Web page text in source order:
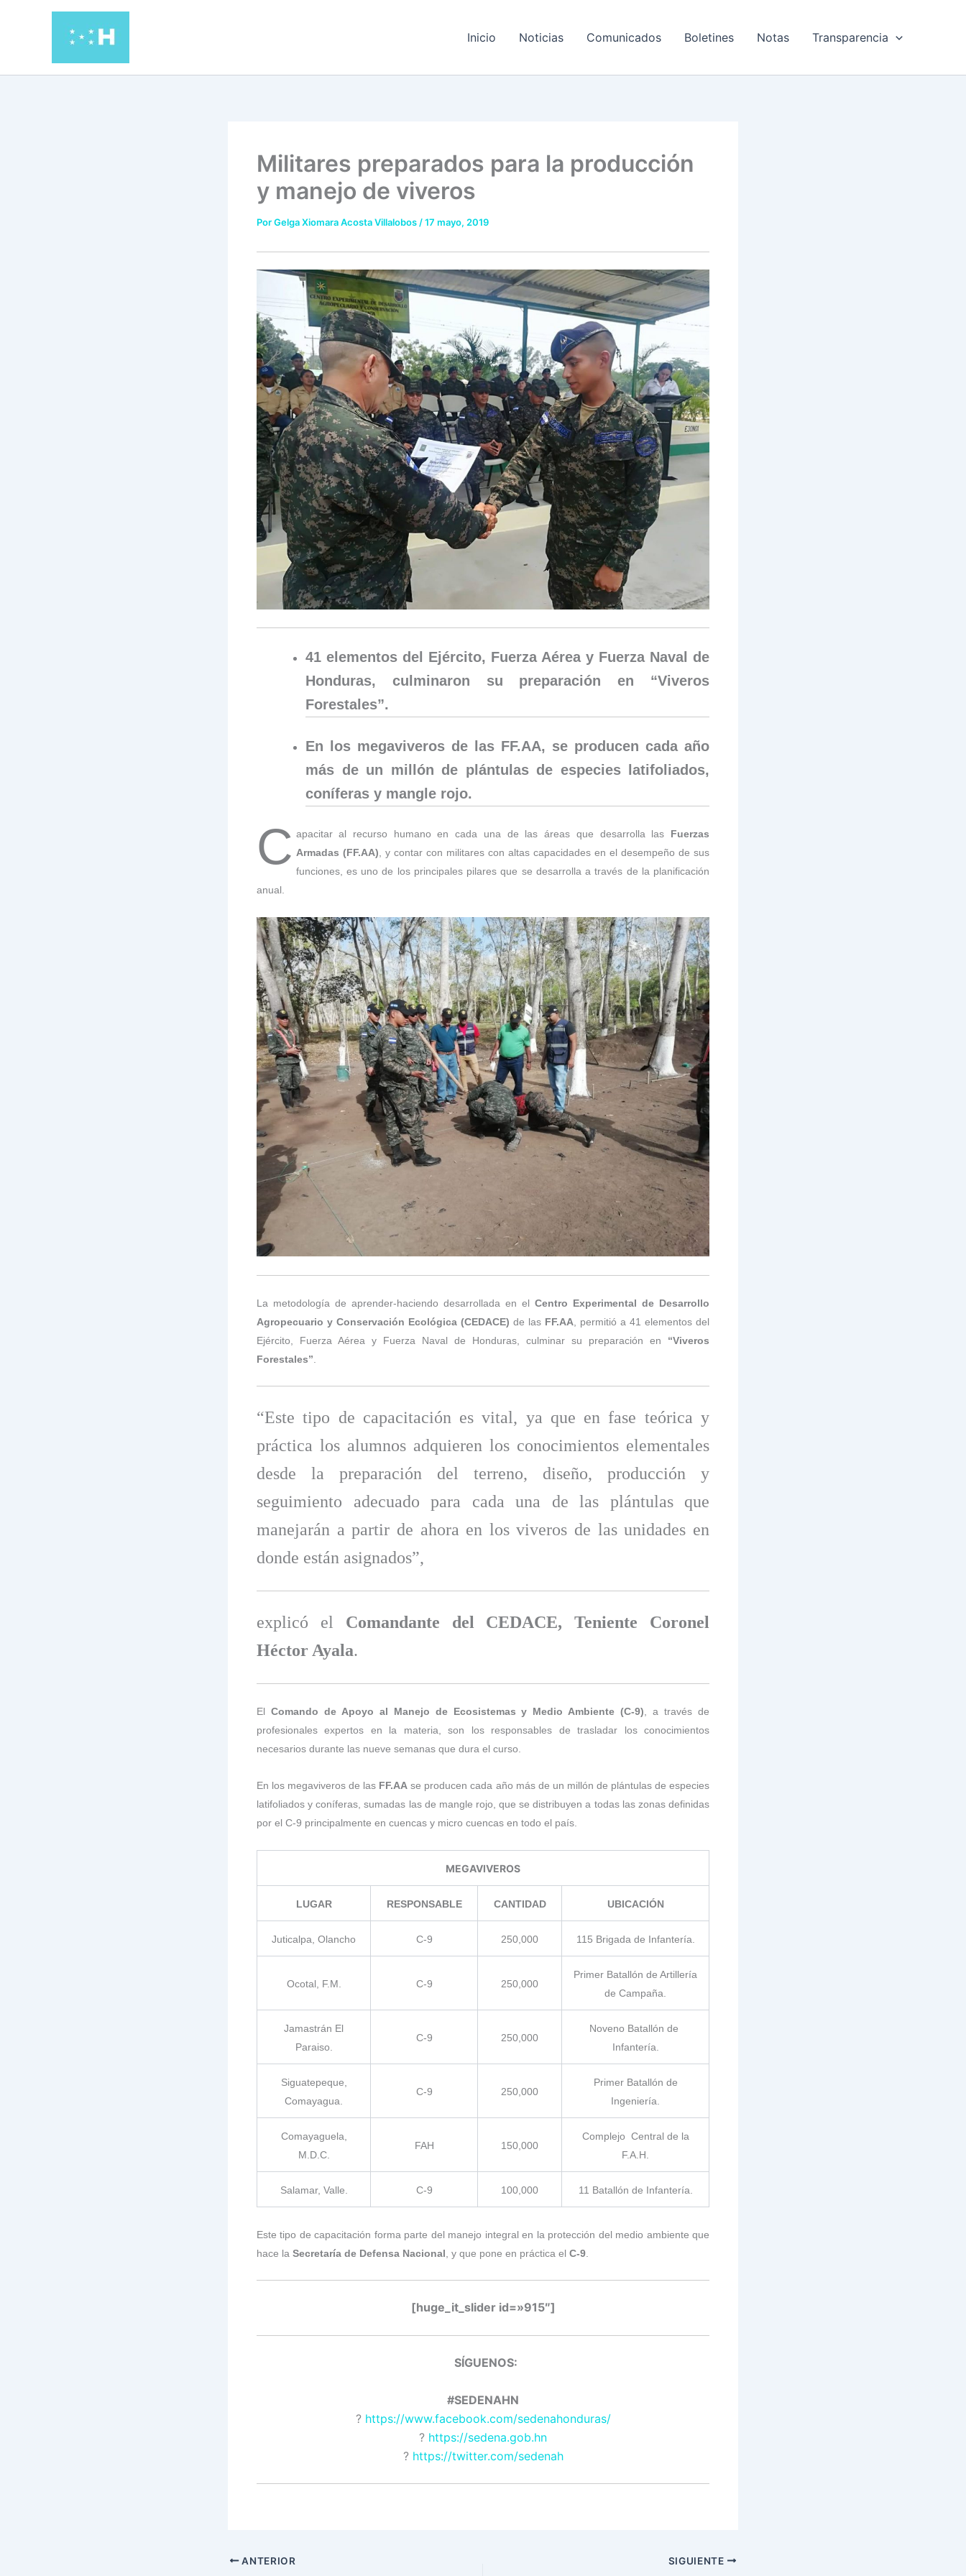
Inicio Noticias Comunicados Boletines Notas Transparencia
Militares preparados para la producción
y manejo de viveros
PorGelga Xiomara Acosta Villalobos /17 mayo, 2019
41 elementos del Ejército, Fuerza Aérea y Fuerza Naval de
Honduras, culminaron su preparación en “Viveros
Forestales”.
En los megaviveros de las FF.AA, se producen cada año
más de un millón de plántulas de especies latifoliados,
coníferas y mangle rojo.
C apacitar al recurso humano en cada una de las áreas que desarrolla las Fuerzas
Armadas (FF.AA) , y contar con militares con altas capacidades en el desempeño de sus
funciones, es uno de los principales pilares que se desarrolla a través de la planificación
anual.
La metodología de aprender-haciendo desarrollada en el Centro Experimental de Desarrollo
Agropecuario y Conservación Ecológica (CEDACE) de las FF.AA , permitió a 41 elementos del
Ejército, Fuerza Aérea y Fuerza Naval de Honduras, culminar su preparación en “Viveros
Forestales”
“Este tipo de capacitación es vital, ya que en fase teórica y
práctica los alumnos adquieren los conocimientos elementales
desde la preparación del terreno, diseño, producción y
seguimiento adecuado para cada una de las plántulas que
manejarán a partir de ahora en los viveros de las unidades en
donde están asignados”,
explicó el Comandante del CEDACE, Teniente Coronel
Héctor Ayala.
El Comando de Apoyo al Manejo de Ecosistemas y Medio Ambiente (C-9) , a través de
profesionales expertos en la materia, son los responsables de trasladar los conocimientos
necesarios durante las nueve semanas que dura el curso.
En los megaviveros de las FF.AA se producen cada año más de un millón de plántulas de especies
latifoliados y coníferas, sumadas las de mangle rojo, que se distribuyen a todas las zonas definidas
por el C-9 principalmente en cuencas y micro cuencas en todo el país.
MEGAVIVEROS
LUGAR RESPONSABLE CANTIDAD UBICACIÓN
Juticalpa, Olancho C-9 250,000 115 Brigada de Infantería.
Ocotal, F.M. C-9 250,000
Primer Batallón de Artillería
de Campaña.
Jamastrán El
Paraiso.
C-9 250,000
Noveno Batallón de
Infantería.
Siguatepeque,
Comayagua.
C-9 250,000
Primer Batallón de
Ingeniería.
Comayaguela,
M.D.C.
FAH 150,000
Complejo Central de la
F.A.H.
Salamar, Valle. C-9 100,000 11 Batallón de Infantería.
Este tipo de capacitación forma parte del manejo integral en la protección del medio ambiente que
hace la Secretaría de Defensa Nacional , y que pone en práctica el C-9
[huge_it_slider id=»915″]
SÍGUENOS:
#SEDENAHN
? https://www.facebook.com/sedenahonduras/
? https://sedena.gob.hn
? https://twitter.com/sedenah
ANTERIOR SIGUIENTE